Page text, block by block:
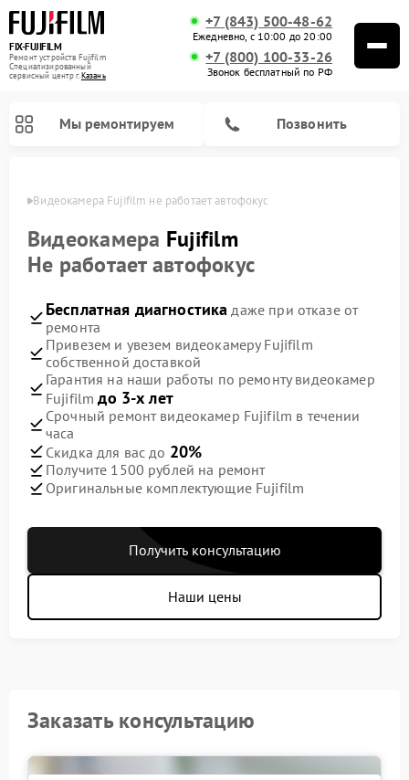
FIX-FUJIFILM
Ремонт устройств Fujifilm
Специализированный
cервисный центр г.Казань
+7 (843) 500-48-62
Ежедневно, с 10:00 до 20:00
+7 (800) 100-33-26
Звонок бесплатный по РФ
Мы ремонтируем Позвонить
Видеокамера Fujifilm не работает автофокус
Видеокамера Fujifilm
Не работает автофокус
Бесплатная диагностика даже при отказе от
ремонта
Привезем и увезем видеокамеру Fujifilm
собственной доставкой
Гарантия на наши работы по ремонту видеокамер
Fujifilmдо 3-х лет
Срочный ремонт видеокамер Fujifilm в течении
часа
Скидка для вас до 20%
Получите 1500 рублей на ремонт
Оригинальные комплектующие Fujifilm
Получить консультацию
Наши цены
Заказать консультацию